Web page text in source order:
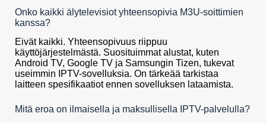
Onko kaikki älytelevisiot yhteensopivia M3U-soittimien
kanssa?
Eivät kaikki. Yhteensopivuus riippuu
käyttöjärjestelmästä. Suosituimmat alustat, kuten
Android TV, Google TV ja Samsungin Tizen, tukevat
useimmin IPTV-sovelluksia. On tärkeää tarkistaa
laitteen spesifikaatiot ennen sovelluksen lataamista.
Mitä eroa on ilmaisella ja maksullisella IPTV-palvelulla?